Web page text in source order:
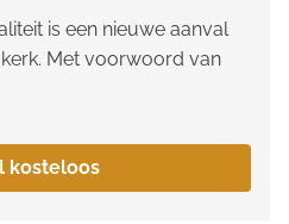
is een nieuwe aanval
Met voorwoord van
kosteloos